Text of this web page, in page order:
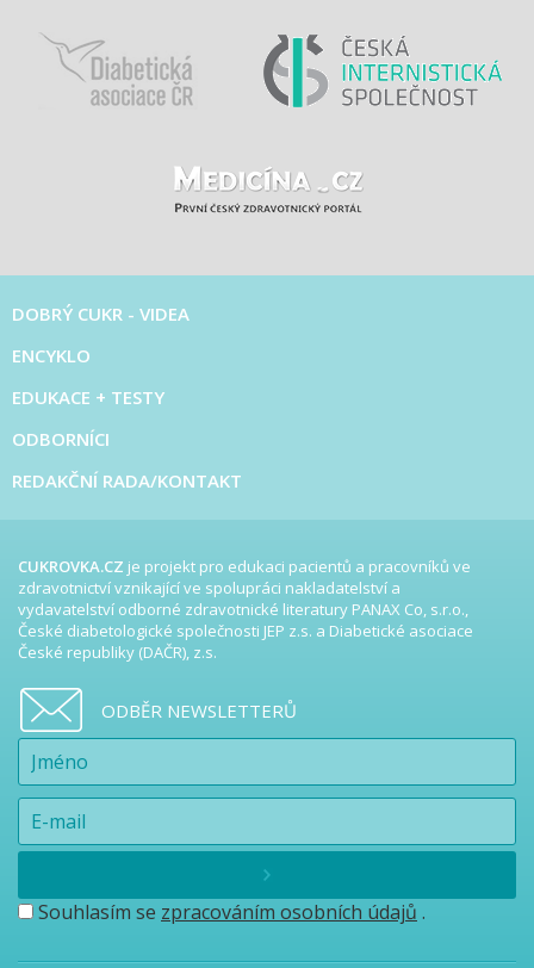
DOBRÝ CUKR - VIDEA
ENCYKLO
EDUKACE + TESTY
ODBORNÍCI
REDAKČNÍ RADA/KONTAKT
CUKROVKA.CZ je projekt pro edukaci pacientů a pracovníků ve
zdravotnictví vznikající ve spolupráci nakladatelství a
vydavatelství odborné zdravotnické literatury PANAX Co, s.r.o.,
České diabetologické společnosti JEP z.s. a Diabetické asociace
České republiky (DAČR), z.s.
ODBĚR NEWSLETTERŮ
Souhlasím se zpracováním osobních údajů .